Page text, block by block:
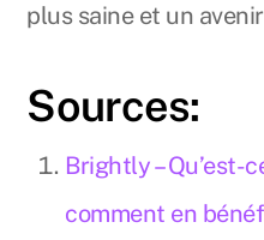
plus saine et un
Sources:
Brightly – Qu’est-
comment en